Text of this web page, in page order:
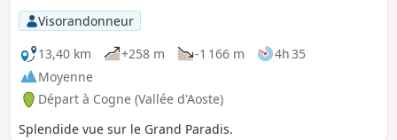
Visorandonneur
13,40 km
+258 m -1 166 m
4h 35
Moyenne
Départ à Cogne (Vallée d'Aoste)
Splendide vue sur le Grand Paradis.